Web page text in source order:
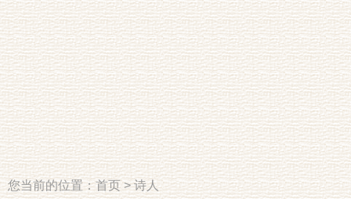
您当前的位置：首页>诗人